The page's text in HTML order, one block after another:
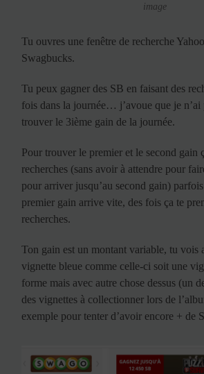
image
Tu ouvres une fenêtre de recherche
Swagbucks.
Tu peux gagner des SB en faisant des
fois dans la journée… j’avoue que je n’ai
trouver le 3ième gain de la journée.
Pour trouver le premier et le second gain
recherches (sans avoir à attendre pour
pour arriver jusqu’au second gain)
premier gain arrive vite, des fois ça te
recherches.
Ton gain est un montant variable, tu vois
vignette bleue comme celle-ci soit une
forme mais avec autre chose dessus (un
des vignettes à collectionner lors de
exemple pour tenter d’avoir encore + de